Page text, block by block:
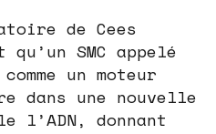
de Cees
SMC appelé
un moteur
dans une nouvelle
l’ADN, donnant